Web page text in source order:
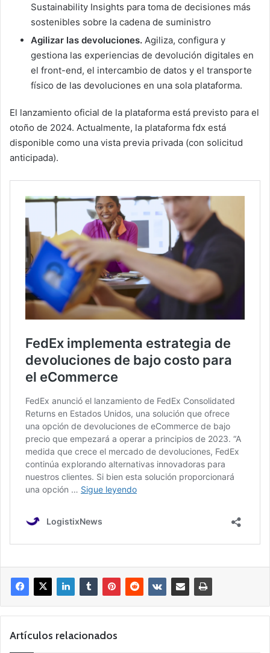
Sustainability Insights para toma de decisiones más
sostenibles sobre la cadena de suministro
Agilizar las devoluciones. Agiliza, configura y
gestiona las experiencias de devolución digitales en
el front-end, el intercambio de datos y el transporte
físico de las devoluciones en una sola plataforma.
El lanzamiento oficial de la plataforma está previsto para el
otoño de 2024. Actualmente, la plataforma fdx está
disponible como una vista previa privada (con solicitud
anticipada).
Artículos relacionados